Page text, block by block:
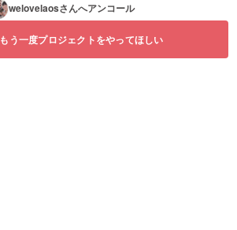
welovelaosさんへアンコール
もう一度プロジェクトをやってほしい